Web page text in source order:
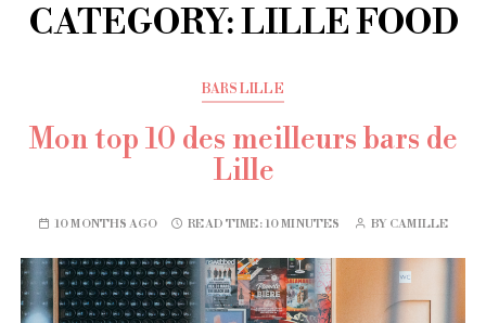
CATEGORY:LILLE FOOD
BARS LILLE
Mon top 10 des meilleurs bars de
Lille
10 MONTHS AGO READ TIME:10 MINUTES BY CAMILLE